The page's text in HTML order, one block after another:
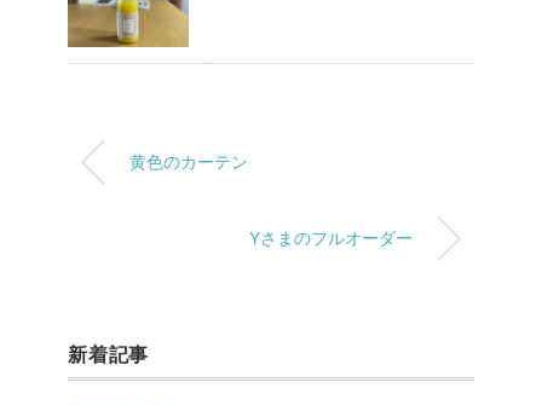
黄色のカーテン
Yさまのフルオーダー
新着記事